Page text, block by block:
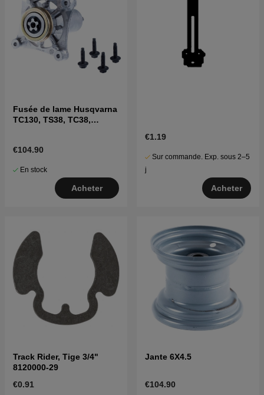
Fusée de lame Husqvarna
TC130, TS38, TC38,
€104.90
En stock
Acheter
€1.19
Sur commande. Exp. sous 2–5
j
Acheter
Track Rider, Tige 3/4"
8120000-29
€0.91
Jante 6X4.5
€104.90